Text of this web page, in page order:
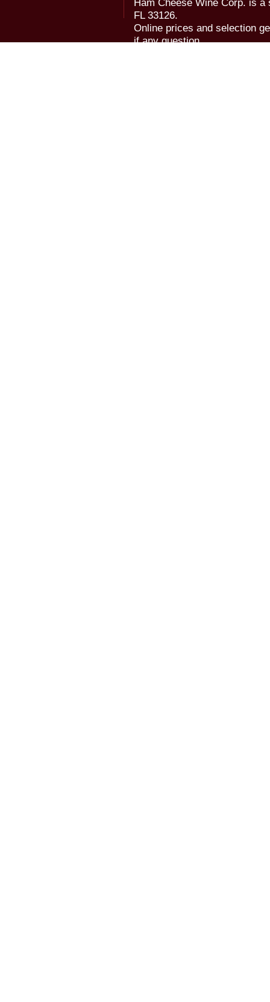
Ham Cheese Wine Corp. is
FL 33126.
Online prices and selection
if any question.